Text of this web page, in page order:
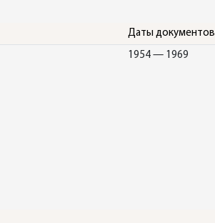
Даты документов
1954 — 1969